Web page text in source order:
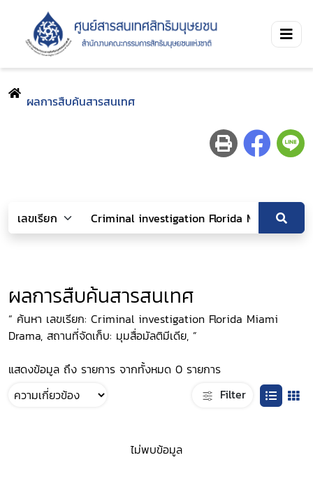
ผลการสืบค้นสารสนเทศ
ผลการสืบค้นสารสนเทศ
“ ค้นหา เลขเรียก: Criminal investigation Florida Miami
Drama, สถานที่จัดเก็บ: มุมสื่อมัลติมีเดีย, ”
แสดงข้อมูล ถึง รายการ จากทั้งหมด 0 รายการ
Filter
ไม่พบข้อมูล